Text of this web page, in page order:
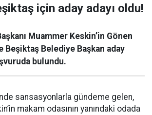
için aday adayı oldu!
Muammer Keskin’in Gönen
Beşiktaş Belediye Başkan aday
bulundu.
sansasyonlarla gündeme gelen,
makam odasının yanındaki odada